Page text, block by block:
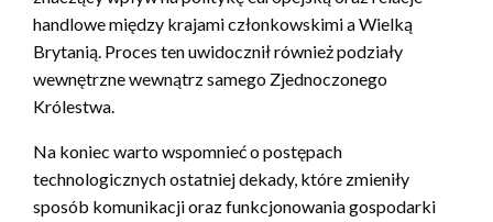
handlowe między krajami członkowskimi a Wielką
Brytanią. Proces ten uwidocznił również podziały
wewnętrzne wewnątrz samego Zjednoczonego
Królestwa.
Na koniec warto wspomnieć o postępach
technologicznych ostatniej dekady, które zmieniły
sposób komunikacji oraz funkcjonowania gospodarki